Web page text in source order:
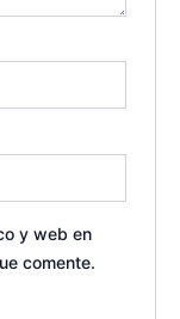
y web en
comente.